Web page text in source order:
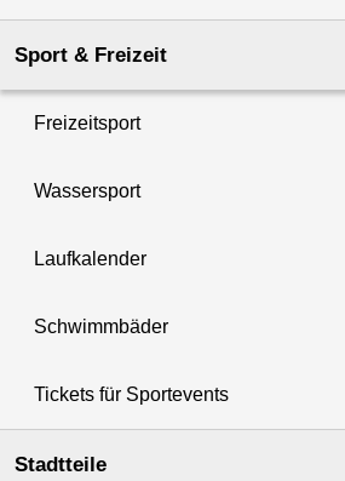
Sport & Freizeit
Freizeitsport
Wassersport
Laufkalender
Schwimmbäder
Tickets für Sportevents
Stadtteile